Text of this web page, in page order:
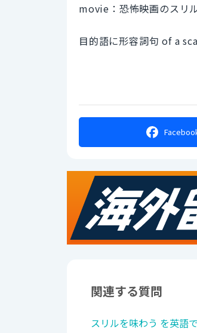
movie：恐怖映画のスリ
目的語に形容詞句 of a
関連する質問
スリルを味わう を英語